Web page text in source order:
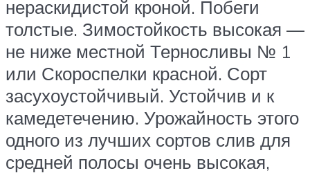
нераскидистой кроной. Побеги
толстые. Зимостойкость высокая —
не ниже местной Терносливы № 1
или Скороспелки красной. Сорт
засухоустойчивый. Устойчив и к
камедетечению. Урожайность этого
одного из лучших сортов слив для
средней полосы очень высокая,